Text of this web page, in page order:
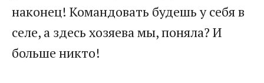
наконец! Командовать будешь у себя в
селе, а здесь хозяева мы, поняла? И
больше никто!